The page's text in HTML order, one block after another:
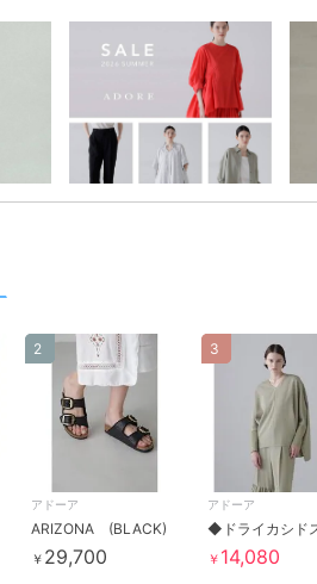
アドーア
ARIZONA (BLACK)
￥ 29,700
2
アドーア
￥ 14,080
3